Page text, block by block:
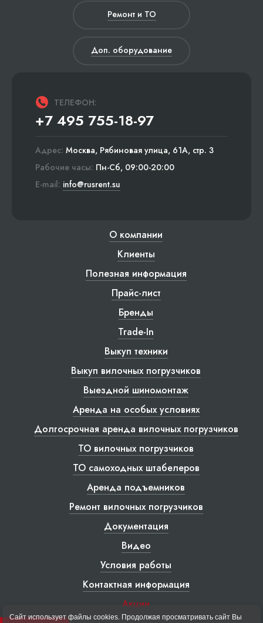
Ремонт и ТО
Доп. оборудование
ТЕЛЕФОН:
+7 495 755-18-97
Адрес: Москва, Рябиновая улица, 61А, стр. 3
Рабочие часы: Пн-Сб, 09:00-20:00
E-mail: info@rusrent.su
О компании
Клиенты
Полезная информация
Прайс-лист
Бренды
Trade-In
Выкуп техники
Выкуп вилочных погрузчиков
Выездной шиномонтаж
Аренда на особых условиях
Долгосрочная аренда вилочных погрузчиков
ТО вилочных погрузчиков
ТО самоходных штабелеров
Аренда подъемников
Ремонт вилочных погрузчиков
Документация
Видео
Условия работы
Контактная информация
Акции
Сайт использует файлы cookies. Продолжая просматривать сайт Вы